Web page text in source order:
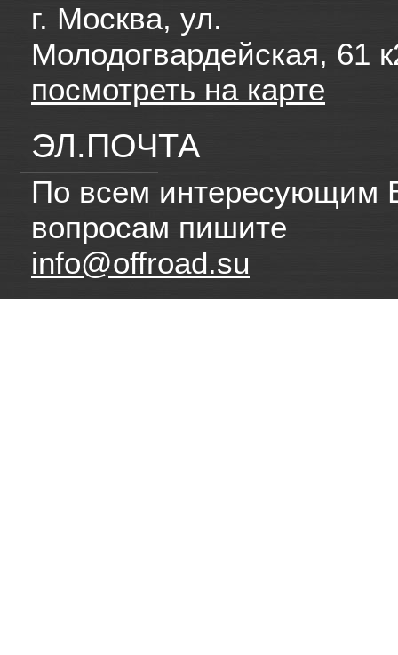
г. Москва, ул.
Молодогвардейская, 61
посмотреть на карте
ЭЛ.ПОЧТА
По всем интересующим
вопросам пишите
info@offroad.su